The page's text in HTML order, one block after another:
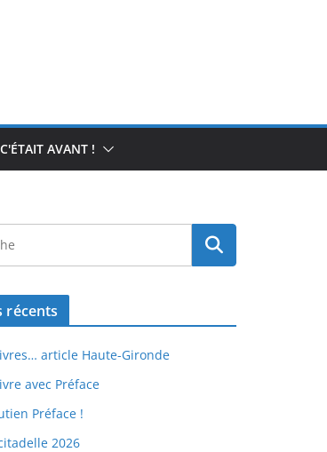
C'ÉTAIT AVANT !
récents
article Haute-Gironde
avec Préface
Préface !
2026